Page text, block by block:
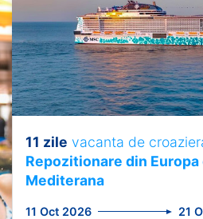
11 zile vacanta de
Repozitionare din Europa
Mediterana
11 Oct 2026 21